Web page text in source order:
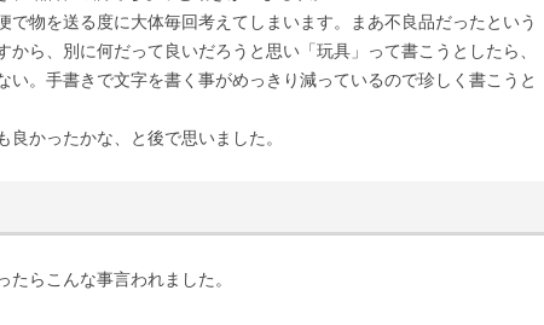
で物を送る度に大体毎回考えてしまいます。まあ不良品だったという
から、別に何だって良いだろうと思い「玩具」って書こうとしたら、
い。手書きで文字を書く事がめっきり減っているので珍しく書こうと
かったかな、と後で思いました。
らこんな事言われました。